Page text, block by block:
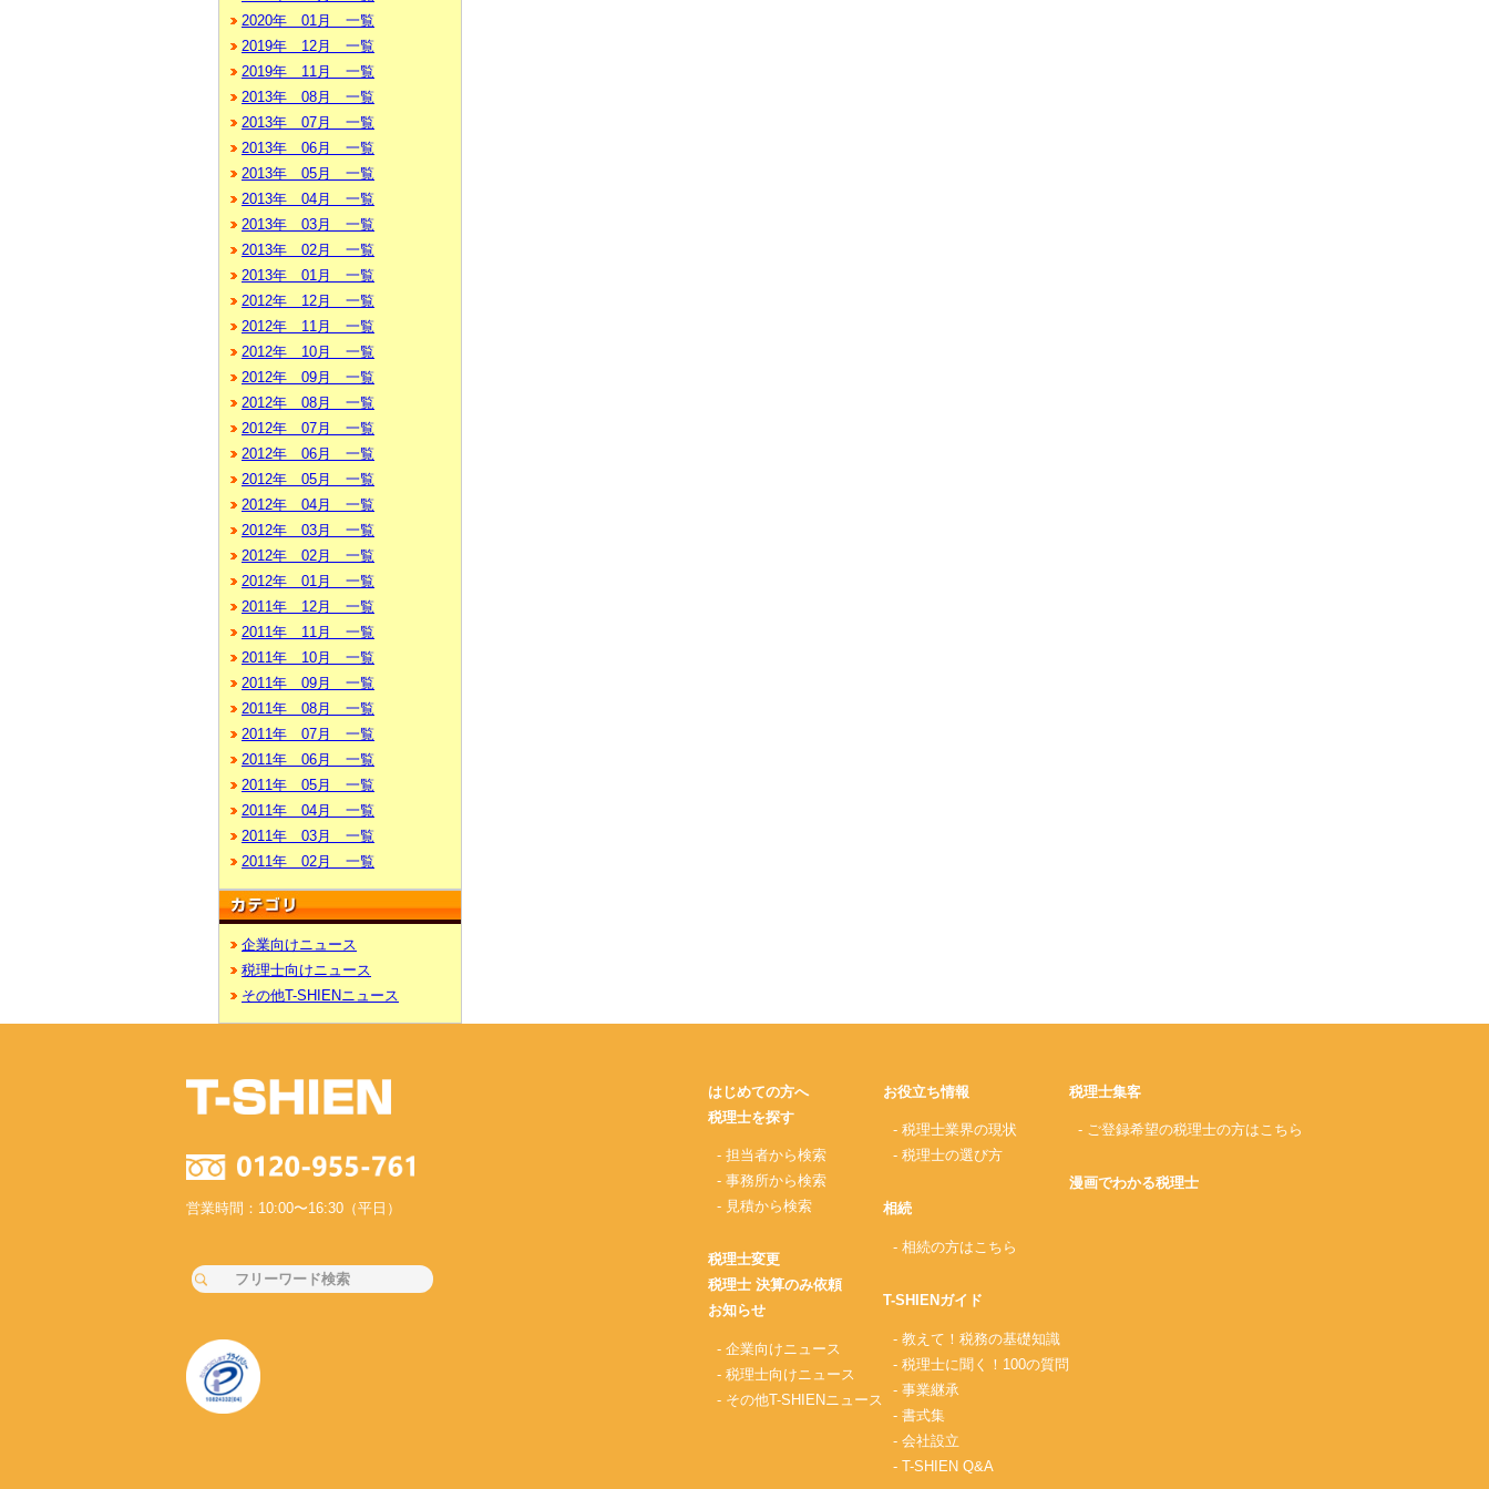
2020年 01月 一覧
2019年 12月 一覧
2019年 11月 一覧
2013年 08月 一覧
2013年 07月 一覧
2013年 06月 一覧
2013年 05月 一覧
2013年 04月 一覧
2013年 03月 一覧
2013年 02月 一覧
2013年 01月 一覧
2012年 12月 一覧
2012年 11月 一覧
2012年 10月 一覧
2012年 09月 一覧
2012年 08月 一覧
2012年 07月 一覧
2012年 06月 一覧
2012年 05月 一覧
2012年 04月 一覧
2012年 03月 一覧
2012年 02月 一覧
2012年 01月 一覧
2011年 12月 一覧
2011年 11月 一覧
2011年 10月 一覧
2011年 09月 一覧
2011年 08月 一覧
2011年 07月 一覧
2011年 06月 一覧
2011年 05月 一覧
2011年 04月 一覧
2011年 03月 一覧
2011年 02月 一覧
企業向けニュース
税理士向けニュース
その他T-SHIENニュース
営業時間：10:00〜16:30（平日）
はじめての方へ
税理士を探す
- 担当者から検索
- 事務所から検索
- 見積から検索
税理士変更
税理士 決算のみ依頼
お知らせ
- 企業向けニュース
- 税理士向けニュース
- その他T-SHIENニュース
お役立ち情報
- 税理士業界の現状
- 税理士の選び方
相続
- 相続の方はこちら
T-SHIENガイド
- 教えて！税務の基礎知識
- 税理士に聞く！100の質問
- 事業継承
- 書式集
- 会社設立
- T-SHIEN Q&A
税理士集客
- ご登録希望の税理士の方はこちら
漫画でわかる税理士